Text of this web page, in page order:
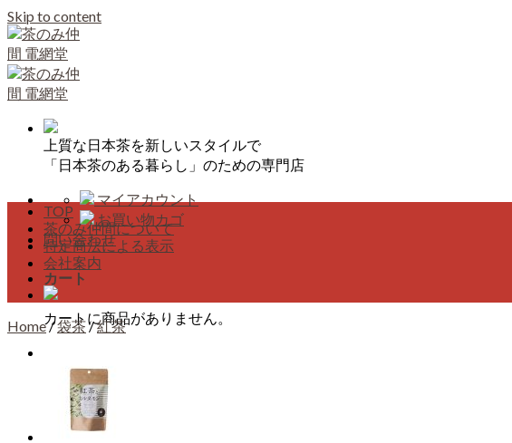
Skip to content
上質な日本茶を新しいスタイルで
「日本茶のある暮らし」のための専門店
マイアカウント
お買い物カゴ
問い合わせ
カート
カートに商品がありません。
TOP
茶のみ仲間について
特定商法による表示
会社案内
Home/袋茶/紅茶